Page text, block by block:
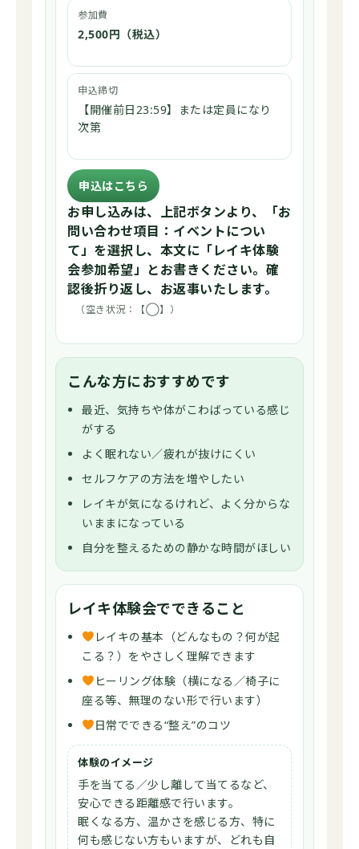
参加費
2,500円（税込）
申込締切
【開催前日23:59】または定員になり
次第
申込はこちら
お申し込みは、上記ボタンより、「お
問い合わせ項目：イベントについ
て」を選択し、本文に「レイキ体験
会参加希望」とお書きください。確
認後折り返し、お返事いたします。
（空き状況：【◯】）
こんな方におすすめです
最近、気持ちや体がこわばっている感じ
がする
よく眠れない／疲れが抜けにくい
セルフケアの方法を増やしたい
レイキが気になるけれど、よく分からな
いままになっている
自分を整えるための静かな時間がほしい
レイキ体験会でできること
レイキの基本（どんなもの？何が起
こる？）をやさしく理解できます
ヒーリング体験（横になる／椅子に
座る等、無理のない形で行います）
日常でできる“整え”のコツ
体験のイメージ
手を当てる／少し離して当てるなど、
安心できる距離感で行います。
眠くなる方、温かさを感じる方、特に
何も感じない方もいますが、どれも自